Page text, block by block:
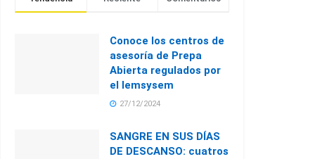
Conoce los centros de
asesoría de Prepa
Abierta regulados por
el Iemsysem
27/12/2024
SANGRE EN SUS DÍAS
DE DESCANSO: cuatros